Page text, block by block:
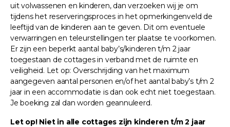
uit volwassenen en kinderen, dan verzoeken wij je om
tijdens het reserveringsproces in het opmerkingenveld de
leeftijd van de kinderen aan te geven. Dit om eventuele
verwarringen en teleurstellingen ter plaatse te voorkomen.
Er zijn een beperkt aantal baby’s/kinderen t/m 2 jaar
toegestaan de cottages in verband met de ruimte en
veiligheid. Let op: Overschrijding van het maximum
aangegeven aantal personen en/of het aantal baby’s t/m 2
jaar in een accommodatie is dan ook echt niet toegestaan.
Je boeking zal dan worden geannuleerd.
Let op! Niet in alle cottages zijn kinderen t/m 2 jaar